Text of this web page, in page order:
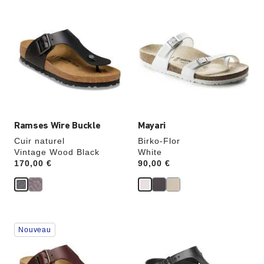
Ramses Wire Buckle
Cuir naturel
Vintage Wood Black
Price:
170,00 €
échantillons
de
couleurs
modifiera
Mayari
Birko-Flor
White
Price:
90,00 €
échantillons
de
couleurs
modifiera
Cliquer
sur
échantillons
Nouveau
échantillons